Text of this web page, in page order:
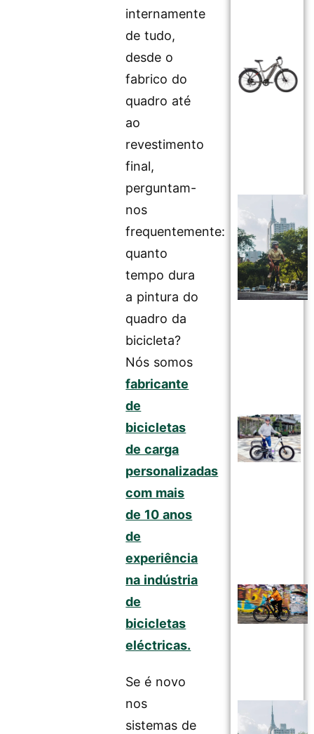
internamente
de tudo,
desde o
fabrico do
quadro até
ao
revestimento
final,
perguntam-
nos
frequentemente:
quanto
tempo dura
a pintura do
quadro da
bicicleta?
Nós somos
fabricante
de
bicicletas
de carga
personalizadas
com mais
de 10 anos
de
experiência
na indústria
de
bicicletas
eléctricas.
Se é novo
nos
sistemas de